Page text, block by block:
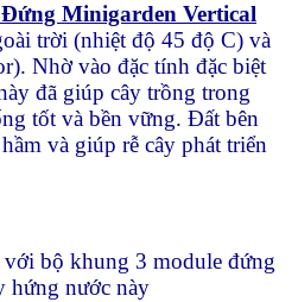
Minigarden Vertical
trời (nhiệt độ 45 độ C) và
Nhờ vào đặc tính đặc biệt
đã giúp cây trồng trong
tốt và bền vững. Đất bên
và giúp rễ cây phát triển
bộ khung 3 module đứng
hứng nước này